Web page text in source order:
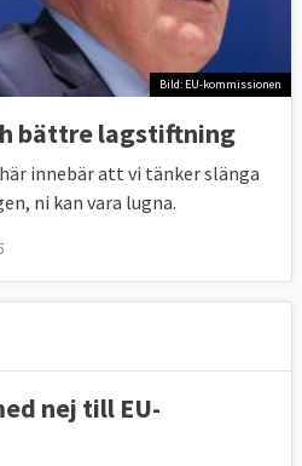
Bild: EU-kommissionen
bättre lagstiftning
innebär att vi tänker slänga
ni kan vara lugna.
nej till EU-